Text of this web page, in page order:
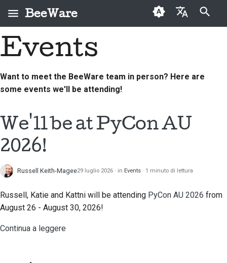
BeeWare
Čeština
Deutsch
Italiano
Inizializza la ricerca
Che cos'è BeeWare?
Il Team Bee
Storie di successo
Contatti
Linee guida per il
marchio
Codice di condotta
BeeWare
Disponibile per il
noleggio
Nuovi collaboratori
Guida ai contributi
Implementare una
nuova funzionalità
documentazione
Esamina una richiesta
Monete
commemorative
2026
2025
2023
2022
2021
2020
2019
Events
Want to meet the BeeWare team in person? Here are
some events we'll be attending!
We'll be at PyCon AU
2026!
Russell Keith-Magee29 luglio 2026 in Events 1 minuto di lettura
Russell, Katie and Kattni will be attending PyCon AU 2026 from
August 26 - August 30, 2026!
Continua a leggere